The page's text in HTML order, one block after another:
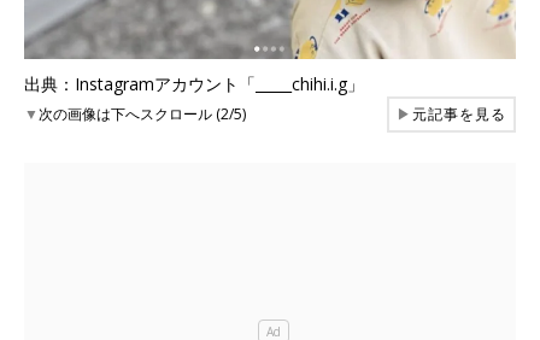
出典：Instagramアカウント「_____chihi.i.g」
▼次の画像は下へスクロール (2/5) ▶元記事を見る